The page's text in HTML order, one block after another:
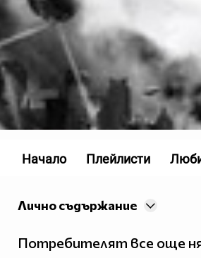
Лично съдържание
Потребителят все още
Начало Плейлисти